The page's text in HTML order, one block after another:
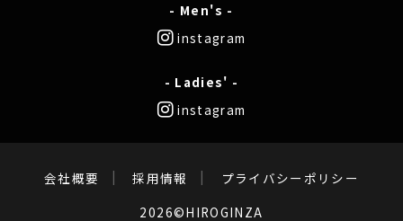
- Men's -
instagram
- Ladies' -
instagram
会社概要 採用情報
プライバシーポリシー
2026©HIROGINZA